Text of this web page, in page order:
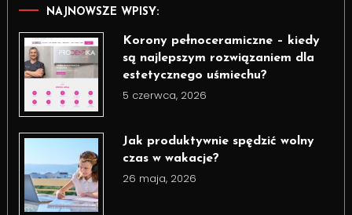
NAJNOWSZE WPISY:
Korony pełnoceramiczne – kiedy
są najlepszym rozwiązaniem dla
estetycznego uśmiechu?
5 czerwca, 2026
Jak produktywnie spędzić wolny
czas w wakacje?
26 maja, 2026